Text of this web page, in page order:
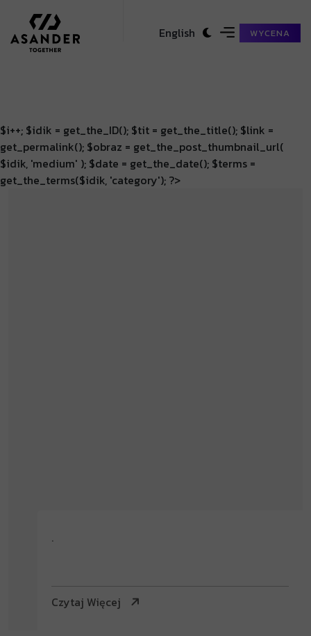
English WYCENA
$i++; $idik = get_the_ID(); $tit = get_the_title(); $link =
get_permalink(); $obraz = get_the_post_thumbnail_url(
$idik, 'medium' ); $date = get_the_date(); $terms =
get_the_terms($idik, 'category'); ?>
.
Czytaj Więcej